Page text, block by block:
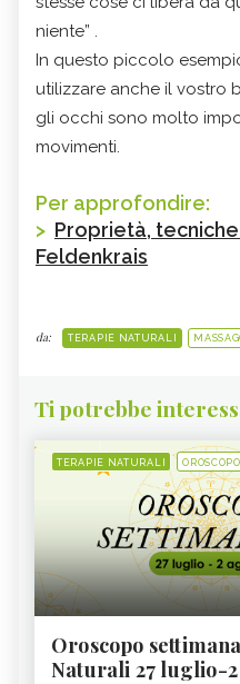
niente” .
In questo piccolo
utilizzare anche il vostro
gli occhi sono molto
movimenti.
Per approfondire:
> Proprietà,
Feldenkrais
da: TERAPIE NATURALI
Ti potrebbe
TERAPIE NATURALI OROSCOPO
Oroscopo
Naturali 27 luglio-2